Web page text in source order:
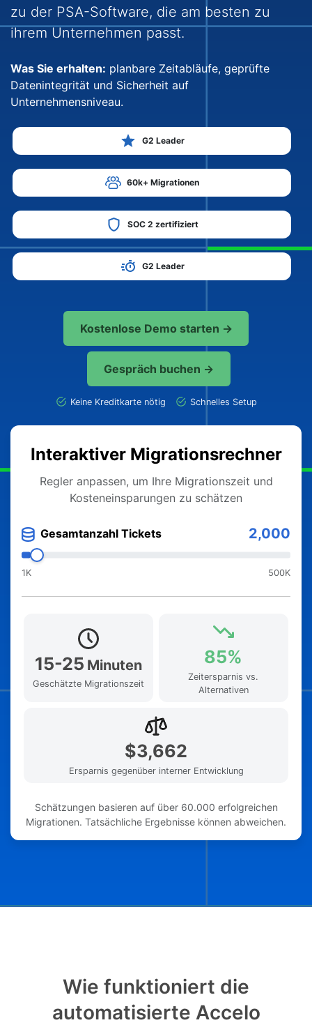
zu der PSA-Software, die am besten zu
ihrem Unternehmen passt.
Was Sie erhalten: planbare Zeitabläufe, geprüfte
Datenintegrität und Sicherheit auf
Unternehmensniveau.
G2 Leader
60k+ Migrationen
SOC 2 zertifiziert
G2 Leader
Kostenlose Demo starten →
Gespräch buchen →
Keine Kreditkarte nötig Schnelles Setup
Interaktiver Migrationsrechner
Regler anpassen, um Ihre Migrationszeit und
Kosteneinsparungen zu schätzen
Gesamtanzahl Tickets 2,000
1K 500K
15-25 Minuten
Geschätzte Migrationszeit
85%
Zeitersparnis vs.
Alternativen
$3,662
Ersparnis gegenüber interner Entwicklung
Schätzungen basieren auf über 60.000 erfolgreichen
Migrationen. Tatsächliche Ergebnisse können abweichen.
Wie funktioniert die
automatisierte Accelo